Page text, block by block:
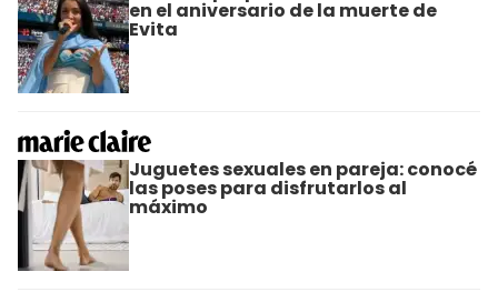
en el aniversario de la muerte de
Evita
Juguetes sexuales en pareja: conocé
las poses para disfrutarlos al
máximo